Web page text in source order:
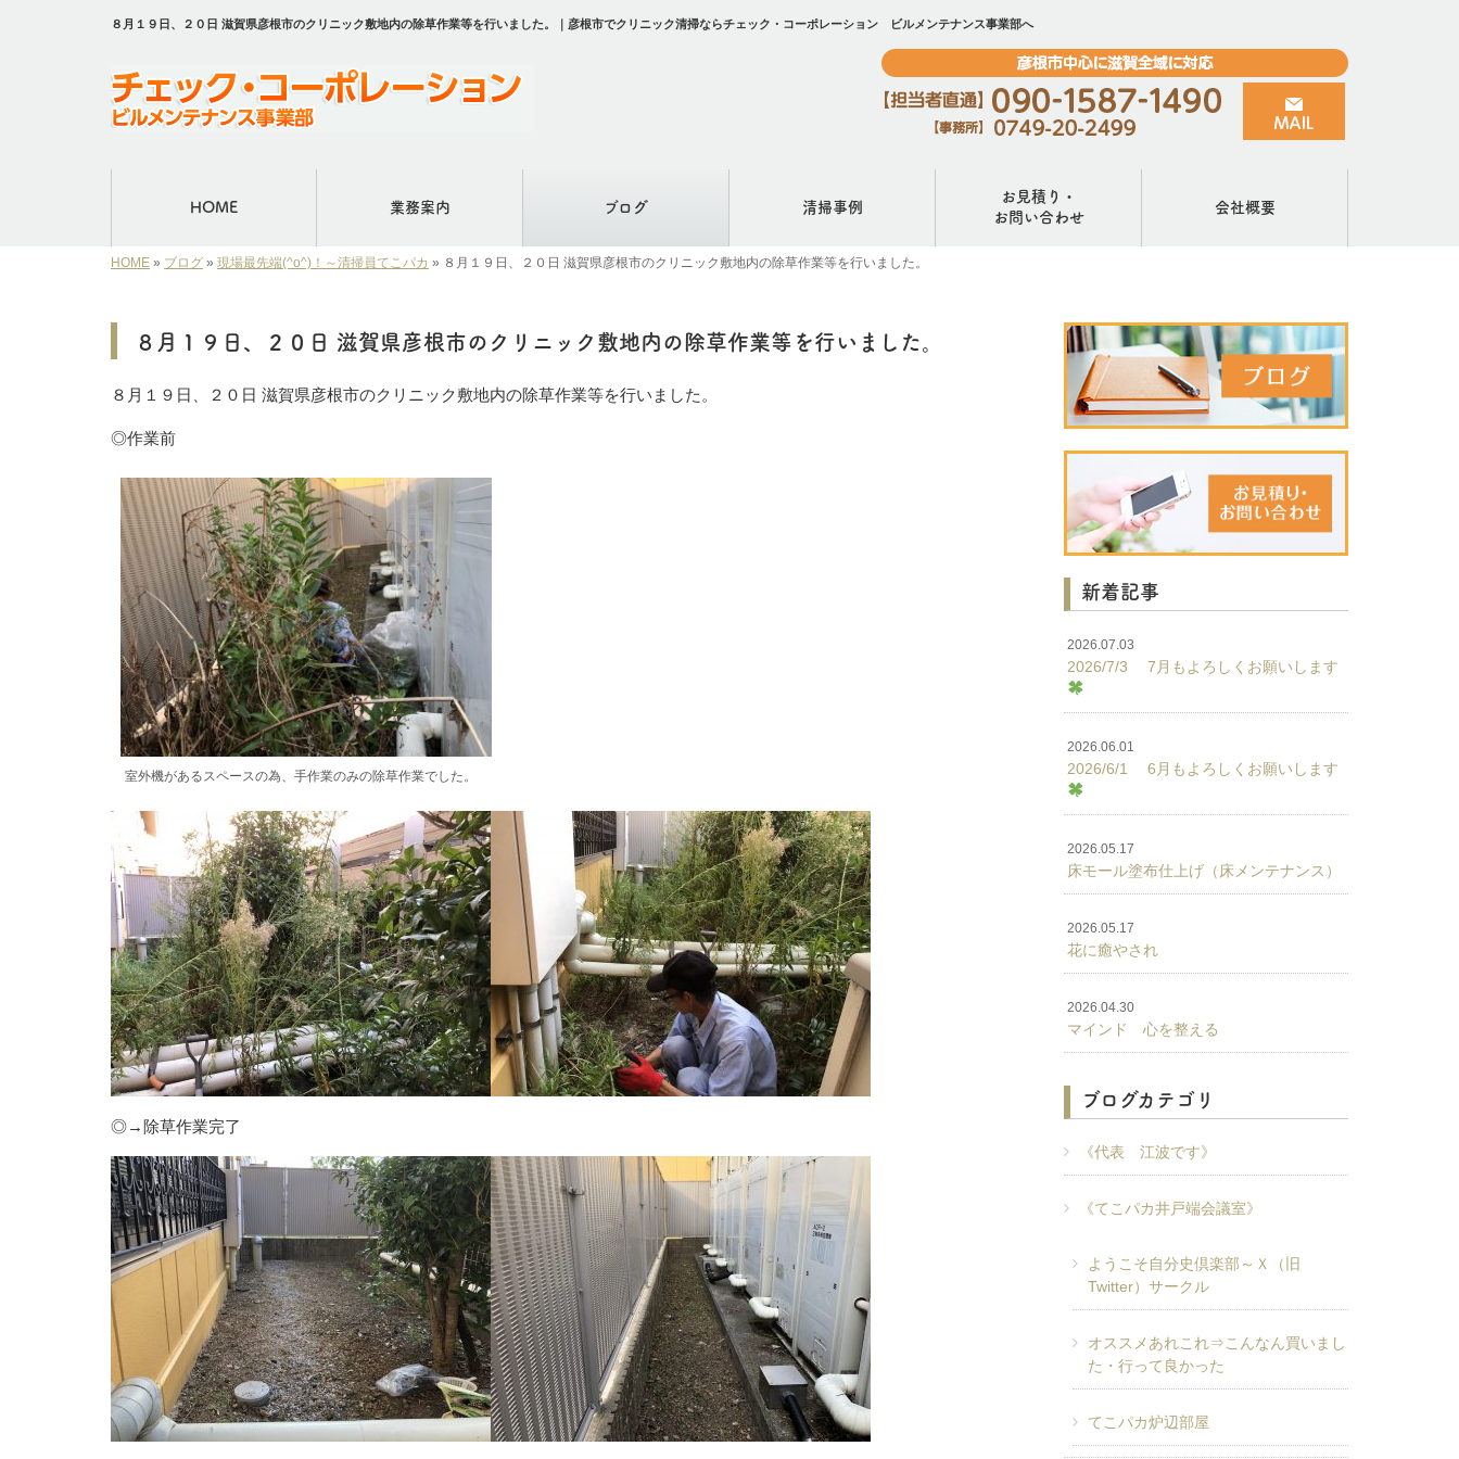
８月１９日、２０日 滋賀県彦根市のクリニック敷地内の除草作業等を行いました。｜彦根市でクリニック清掃ならチェック・コーポレーション ビルメンテナンス事業部へ
HOME 業務案内 ブログ 清掃事例
お見積り・
お問い合わせ
会社概要
HOME » ブログ » 現場最先端(^o^)！～清掃員てこパカ » ８月１９日、２０日 滋賀県彦根市のクリニック敷地内の除草作業等を行いました。
８月１９日、２０日 滋賀県彦根市のクリニック敷地内の除草作業等を行いました。
８月１９日、２０日 滋賀県彦根市のクリニック敷地内の除草作業等を行いました。
◎作業前
室外機があるスペースの為、手作業のみの除草作業でした。
◎→除草作業完了
新着記事
2026.07.03
2026/7/3 7月もよろしくお願いします
2026.06.01
2026/6/1 6月もよろしくお願いします
2026.05.17
床モール塗布仕上げ（床メンテナンス）
2026.05.17
花に癒やされ
2026.04.30
マインド 心を整える
ブログカテゴリ
《代表 江波です》
《てこパカ井戸端会議室》
ようこそ自分史倶楽部～Ｘ（旧
Twitter）サークル
オススメあれこれ⇒こんなん買いまし
た・行って良かった
てこパカ炉辺部屋